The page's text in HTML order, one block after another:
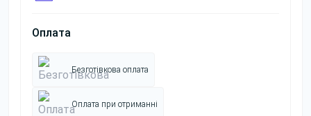
Оплата
Безготівкова оплата
Оплата при отриманні